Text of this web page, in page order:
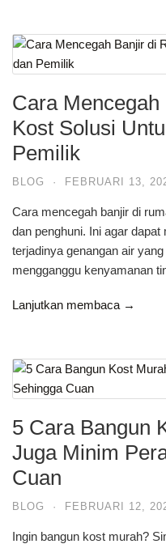
Cara
Kost Solusi
Pemilik
BLOG · FEBRUARI 13,
Cara mencegah banjir di
dan penghuni. Ini agar
terjadinya genangan air
mengganggu kenyamanan
Lanjutkan membaca →
5 Cara Bangun
Juga Minim
Cuan
BLOG · FEBRUARI 12,
Ingin bangun kost murah?